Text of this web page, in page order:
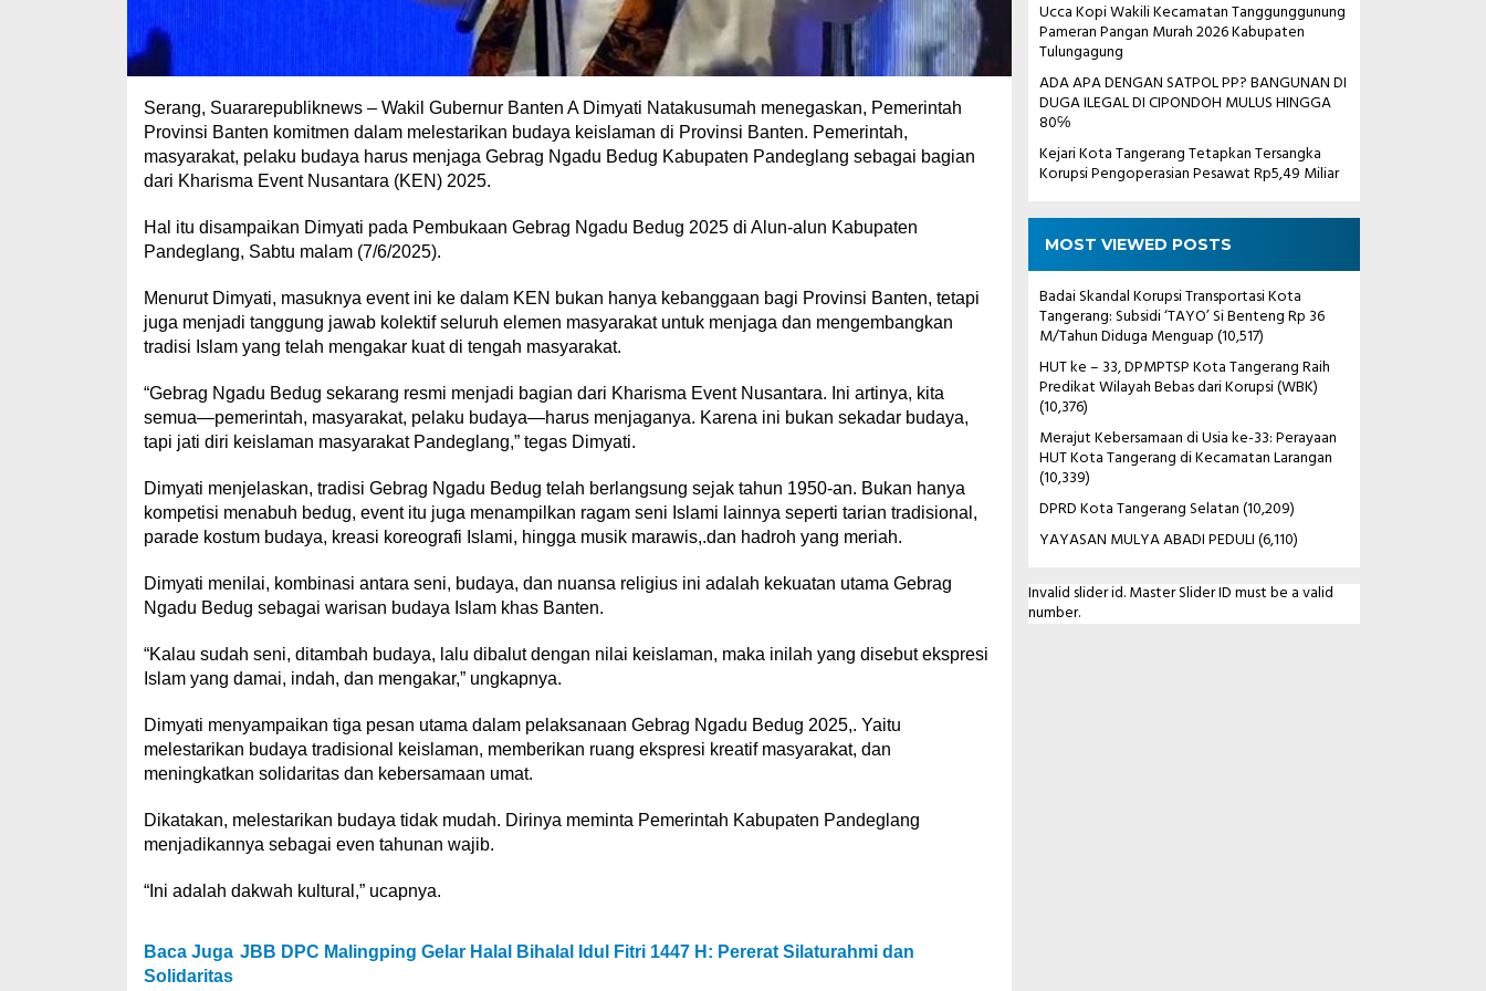
Serang, Suararepubliknews – Wakil Gubernur Banten A Dimyati Natakusumah menegaskan, Pemerintah
Provinsi Banten komitmen dalam melestarikan budaya keislaman di Provinsi Banten. Pemerintah,
masyarakat, pelaku budaya harus menjaga Gebrag Ngadu Bedug Kabupaten Pandeglang sebagai bagian
dari Kharisma Event Nusantara (KEN) 2025.
Hal itu disampaikan Dimyati pada Pembukaan Gebrag Ngadu Bedug 2025 di Alun-alun Kabupaten
Pandeglang, Sabtu malam (7/6/2025).
Menurut Dimyati, masuknya event ini ke dalam KEN bukan hanya kebanggaan bagi Provinsi Banten, tetapi
juga menjadi tanggung jawab kolektif seluruh elemen masyarakat untuk menjaga dan mengembangkan
tradisi Islam yang telah mengakar kuat di tengah masyarakat.
“Gebrag Ngadu Bedug sekarang resmi menjadi bagian dari Kharisma Event Nusantara. Ini artinya, kita
semua—pemerintah, masyarakat, pelaku budaya—harus menjaganya. Karena ini bukan sekadar budaya,
tapi jati diri keislaman masyarakat Pandeglang,” tegas Dimyati.
Dimyati menjelaskan, tradisi Gebrag Ngadu Bedug telah berlangsung sejak tahun 1950-an. Bukan hanya
kompetisi menabuh bedug, event itu juga menampilkan ragam seni Islami lainnya seperti tarian tradisional,
parade kostum budaya, kreasi koreografi Islami, hingga musik marawis,.dan hadroh yang meriah.
Dimyati menilai, kombinasi antara seni, budaya, dan nuansa religius ini adalah kekuatan utama Gebrag
Ngadu Bedug sebagai warisan budaya Islam khas Banten.
“Kalau sudah seni, ditambah budaya, lalu dibalut dengan nilai keislaman, maka inilah yang disebut ekspresi
Islam yang damai, indah, dan mengakar,” ungkapnya.
Dimyati menyampaikan tiga pesan utama dalam pelaksanaan Gebrag Ngadu Bedug 2025,. Yaitu
melestarikan budaya tradisional keislaman, memberikan ruang ekspresi kreatif masyarakat, dan
meningkatkan solidaritas dan kebersamaan umat.
Dikatakan, melestarikan budaya tidak mudah. Dirinya meminta Pemerintah Kabupaten Pandeglang
menjadikannya sebagai even tahunan wajib.
“Ini adalah dakwah kultural,” ucapnya.
Baca Juga JBB DPC Malingping Gelar Halal Bihalal Idul Fitri 1447 H: Pererat Silaturahmi dan
Solidaritas
Ucca Kopi Wakili Kecamatan Tanggunggunung
Pameran Pangan Murah 2026 Kabupaten
Tulungagung
ADA APA DENGAN SATPOL PP? BANGUNAN DI
DUGA ILEGAL DI CIPONDOH MULUS HINGGA
80℅
Kejari Kota Tangerang Tetapkan Tersangka
Korupsi Pengoperasian Pesawat Rp5,49 Miliar
MOST VIEWED POSTS
Badai Skandal Korupsi Transportasi Kota
Tangerang: Subsidi ‘TAYO’ Si Benteng Rp 36
M/Tahun Diduga Menguap(10,517)
HUT ke – 33, DPMPTSP Kota Tangerang Raih
Predikat Wilayah Bebas dari Korupsi (WBK)
(10,376)
Merajut Kebersamaan di Usia ke-33: Perayaan
HUT Kota Tangerang di Kecamatan Larangan
(10,339)
DPRD Kota Tangerang Selatan(10,209)
YAYASAN MULYA ABADI PEDULI(6,110)
Invalid slider id. Master Slider ID must be a valid
number.